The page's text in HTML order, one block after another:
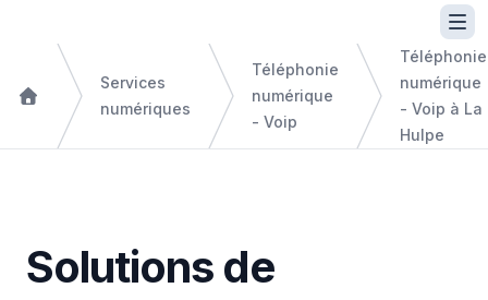
Services
numériques
Téléphonie
numérique
- Voip
Téléphonie
numérique
- Voip à La
Hulpe
Solutions de